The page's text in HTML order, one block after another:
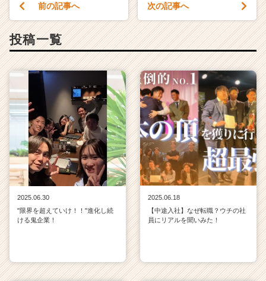
前の記事へ 次の記事へ
投稿一覧
2025.06.30
"限界を超えていけ！！"進化し続
ける鬼企業！
2025.06.18
【中途入社】なぜ転職？ウチの社
員にリアルを聞いみた！